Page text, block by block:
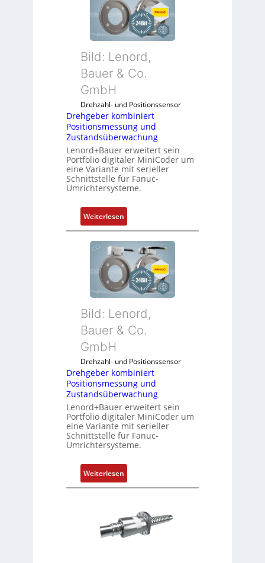
Bild: Lenord,
Bauer & Co.
GmbH
Drehzahl- und Positionssensor
Drehgeber kombiniert
Positionsmessung und
Zustandsüberwachung
Lenord+Bauer erweitert sein
Portfolio digitaler MiniCoder um
eine Variante mit serieller
Schnittstelle für Fanuc-
Umrichtersysteme.
Weiterlesen:
D
r
e
h
g
e
e
m
b
i
i
e
r
P
o
s
i
o
Bild: Lenord,
Bauer & Co.
GmbH
Drehzahl- und Positionssensor
Drehgeber kombiniert
Positionsmessung und
Zustandsüberwachung
Lenord+Bauer erweitert sein
Portfolio digitaler MiniCoder um
eine Variante mit serieller
Schnittstelle für Fanuc-
Umrichtersysteme.
Weiterlesen:
D
h
g